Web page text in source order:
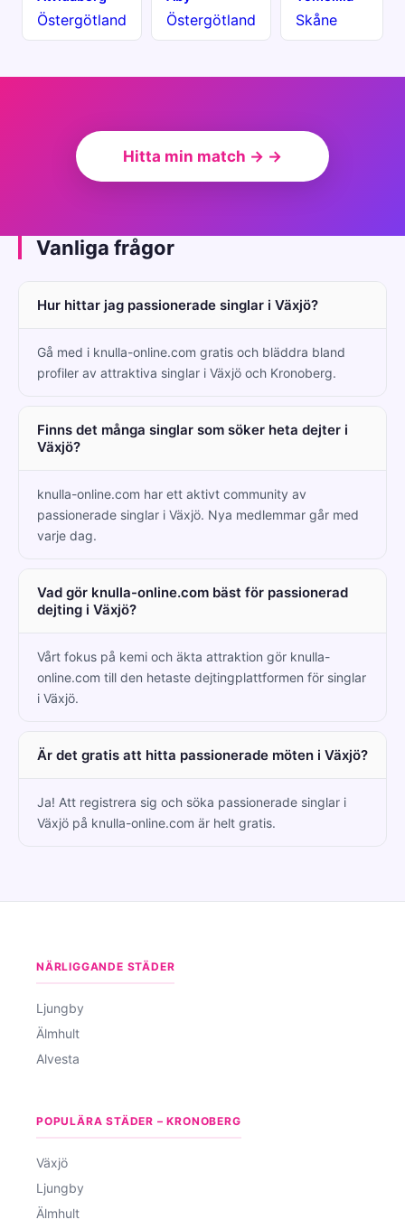
Östergötland Östergötland Skåne
Hitta min match → →
Vanliga frågor
Hur hittar jag passionerade singlar i Växjö?
Gå med i knulla-online.com gratis och bläddra bland
profiler av attraktiva singlar i Växjö och Kronoberg.
Finns det många singlar som söker heta dejter i
Växjö?
knulla-online.com har ett aktivt community av
passionerade singlar i Växjö. Nya medlemmar går med
varje dag.
Vad gör knulla-online.com bäst för passionerad
dejting i Växjö?
Vårt fokus på kemi och äkta attraktion gör knulla-
online.com till den hetaste dejtingplattformen för singlar
i Växjö.
Är det gratis att hitta passionerade möten i Växjö?
Ja! Att registrera sig och söka passionerade singlar i
Växjö på knulla-online.com är helt gratis.
NÄRLIGGANDE STÄDER
Ljungby
Älmhult
Alvesta
POPULÄRA STÄDER – KRONOBERG
Växjö
Ljungby
Älmhult